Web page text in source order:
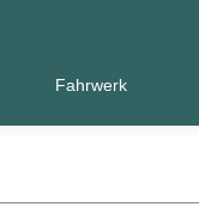
Fahrwerk